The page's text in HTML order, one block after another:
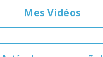
Mes Vidéos